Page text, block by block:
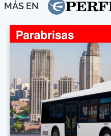
MÁS EN